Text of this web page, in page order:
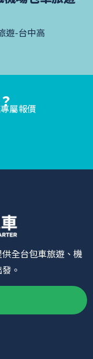
遊-台中高
屬報價
全台包車旅遊、機
。